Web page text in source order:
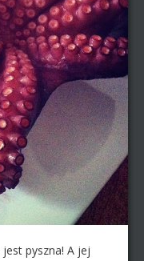
jest pyszna! A jej